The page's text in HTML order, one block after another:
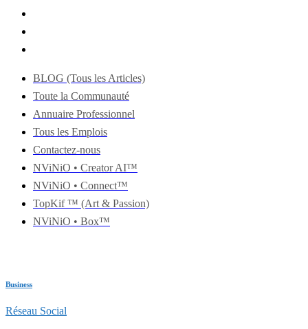
BLOG (Tous les Articles)
Toute la Communauté
Annuaire Professionnel
Tous les Emplois
Contactez-nous
NViNiO • Creator AI™
NViNiO • Connect™
TopKif ™ (Art & Passion)
NViNiO • Box™
Business
Réseau Social